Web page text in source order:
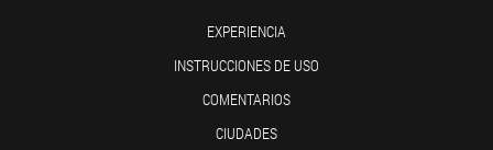
EXPERIENCIA
INSTRUCCIONES DE USO
COMENTARIOS
CIUDADES